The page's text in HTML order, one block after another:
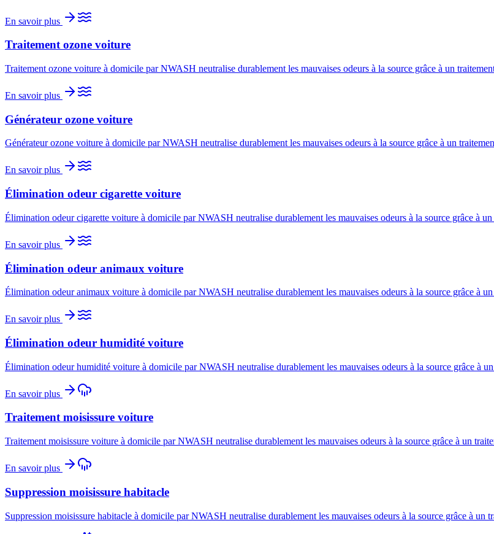
En savoir plus
Traitement ozone voiture
Traitement ozone voiture à domicile par NWASH neutralise durablement les mauvaises odeurs à la source grâce à un
En savoir plus
Générateur ozone voiture
Générateur ozone voiture à domicile par NWASH neutralise durablement les mauvaises odeurs à la source grâce à un
En savoir plus
Élimination odeur cigarette voiture
Élimination odeur cigarette voiture à domicile par NWASH neutralise durablement les mauvaises odeurs à la source grâce à
En savoir plus
Élimination odeur animaux voiture
Élimination odeur animaux voiture à domicile par NWASH neutralise durablement les mauvaises odeurs à la source grâce à
En savoir plus
Élimination odeur humidité voiture
Élimination odeur humidité voiture à domicile par NWASH neutralise durablement les mauvaises odeurs à la source grâce à
En savoir plus
Traitement moisissure voiture
Traitement moisissure voiture à domicile par NWASH neutralise durablement les mauvaises odeurs à la source grâce à un
En savoir plus
Suppression moisissure habitacle
Suppression moisissure habitacle à domicile par NWASH neutralise durablement les mauvaises odeurs à la source grâce à un